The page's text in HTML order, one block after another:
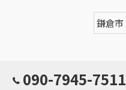
鎌倉市
090-7945-7511